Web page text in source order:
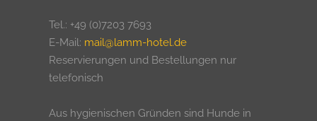
Tel.: +49 (0)7203 7693
E-Mail: mail@lamm-hotel.de
Reservierungen und Bestellungen nur
telefonisch
Aus hygienischen Gründen sind Hunde in